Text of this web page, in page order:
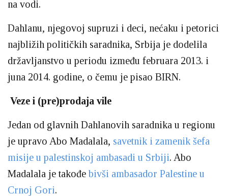
na vodi.
Dahlanu, njegovoj supruzi i deci, nećaku i petorici
najbližih političkih saradnika, Srbija je dodelila
državljanstvo u periodu između februara 2013. i
juna 2014. godine, o čemu je pisao BIRN.
Veze i (pre)prodaja vile
Jedan od glavnih Dahlanovih saradnika u regionu
je upravo Abo Madalala, savetnik i zamenik šefa
misije u palestinskoj ambasadi u Srbiji. Abo
Madalala je takođebivši ambasador Palestine u
Crnoj Gori.